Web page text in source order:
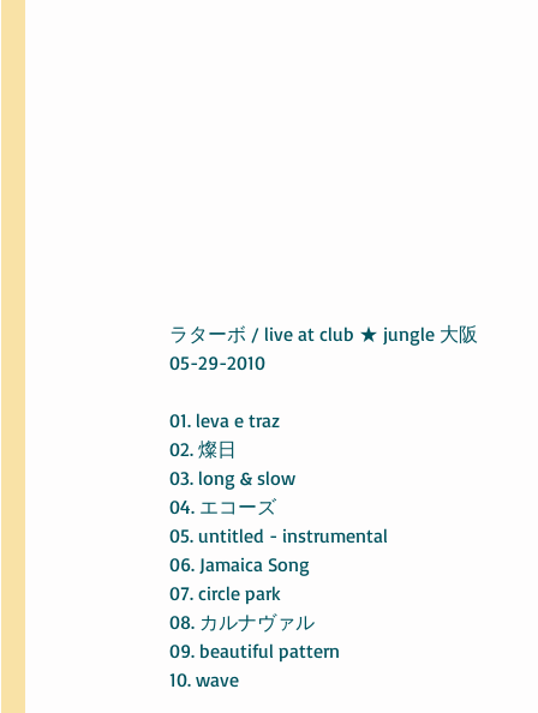
ラターボ / live at club ★ jungle 大阪
05-29-2010
01. leva e traz
02. 燦日
03. long & slow
04. エコーズ
05. untitled - instrumental
06. Jamaica Song
07. circle park
08. カルナヴァル
09. beautiful pattern
10. wave